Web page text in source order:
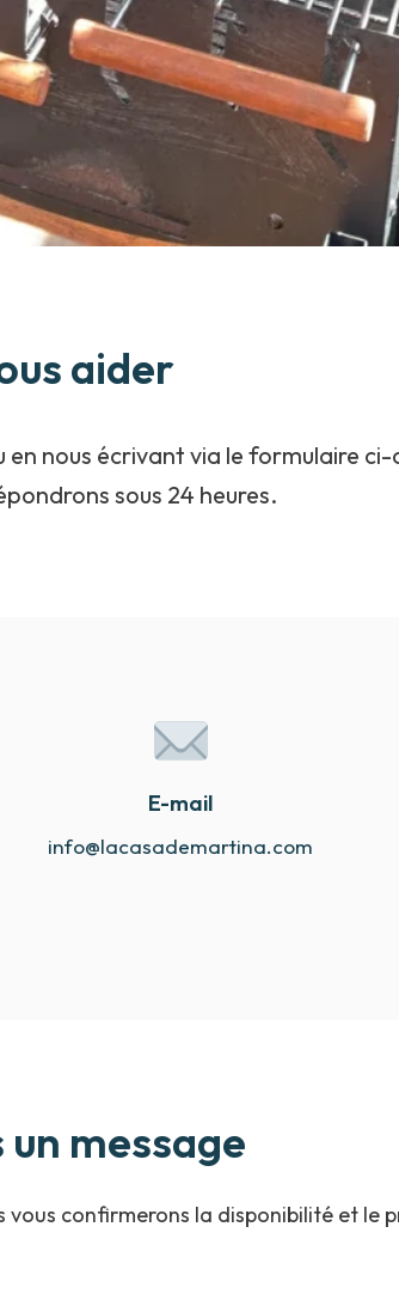
aider
nous écrivant via le formulaire ci-
sous 24 heures.
E-mail
info@lacasademartina.com
message
confirmerons la disponibilité et le